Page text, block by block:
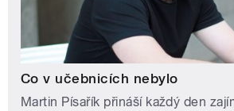
Co v učebnicích nebylo
Martin Písařík přináší každý den